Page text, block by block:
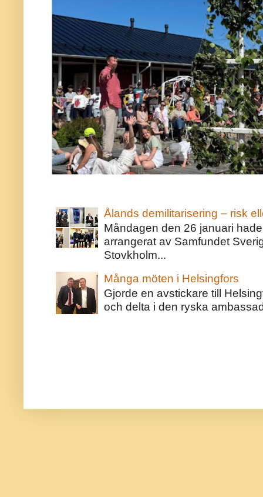
Ålands demilitarisering – risk
Måndagen den 26 januari
arrangerat av Samfundet
Stovkholm...
Många möten i Helsingfors
Gjorde en avstickare till
och delta i den ryska